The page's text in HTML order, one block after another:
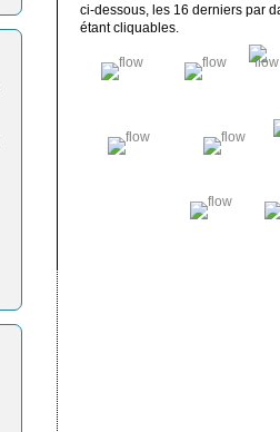
ci-dessous, les 16 derniers par
étant cliquables.